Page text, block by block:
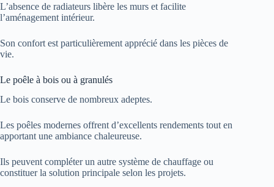
L’absence de radiateurs libère les murs et facilite
l’aménagement intérieur.
Son confort est particulièrement apprécié dans les pièces de
vie.
Le poêle à bois ou à granulés
Le bois conserve de nombreux adeptes.
Les poêles modernes offrent d’excellents rendements tout en
apportant une ambiance chaleureuse.
Ils peuvent compléter un autre système de chauffage ou
constituer la solution principale selon les projets.